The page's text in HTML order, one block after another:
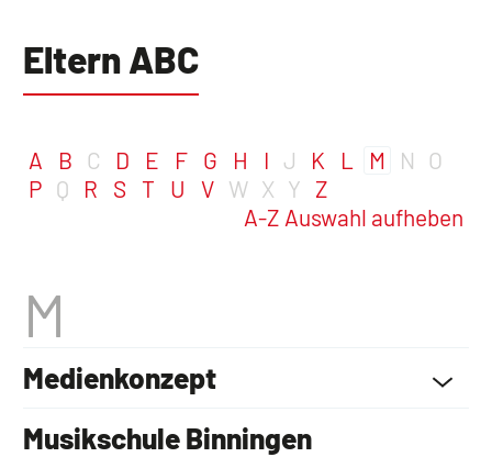
Eltern ABC
A B C D E F G H I J K L M N
O
P Q R S T U V W X Y Z
A-Z Auswahl aufheben
Medienkonzept
Musikschule Binningen